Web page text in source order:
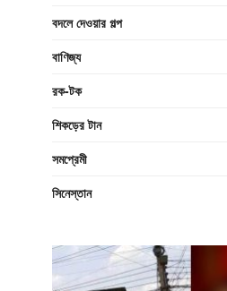
বদলে দেওয়ার গল্প
বাণিজ্য
রক-টক
শিকড়ের টান
সমপ্রেমী
সিনেস্তান